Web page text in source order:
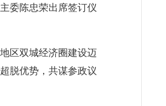
委陈忠荣出席签订仪
区双城经济圈建设迈
脱优势，共谋参政议